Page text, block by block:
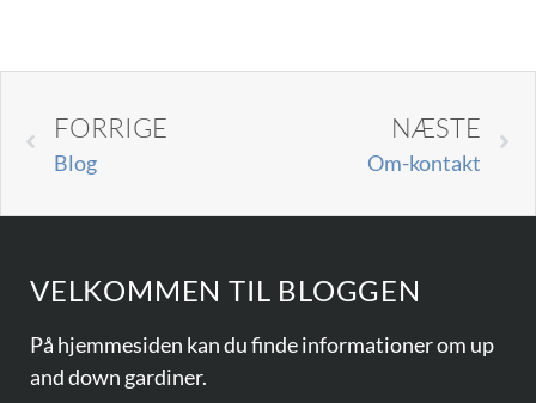
FORRIGE
Blog
NÆSTE
Om-kontakt
VELKOMMEN TIL BLOGGEN
På hjemmesiden kan du finde informationer om up
and down gardiner.